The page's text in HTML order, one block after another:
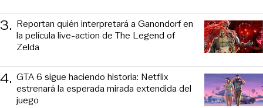
3. Reportan quién interpretará a Ganondorf en
la película live-action de The Legend of
Zelda
4. GTA 6 sigue haciendo historia: Netflix
estrenará la esperada mirada extendida del
juego